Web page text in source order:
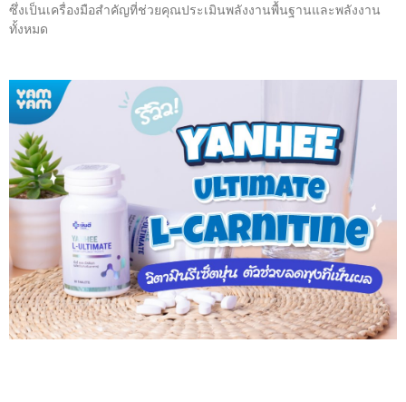
ซึ่งเป็นเครื่องมือสำคัญที่ช่วยคุณประเมินพลังงานพื้นฐานและพลังงาน
ทั้งหมด